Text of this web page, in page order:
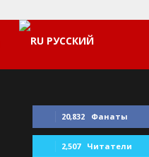
РУССКИЙ
20,832 Фанаты
2,507 Читатели